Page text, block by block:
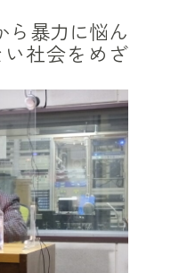
ら暴力に悩ん
社会をめざ